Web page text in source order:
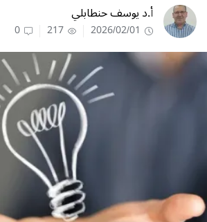
أ.د يوسف حنطابلي
2026/02/01
217
0